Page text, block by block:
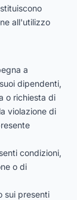
all'utilizzo
a
dipendenti,
o richiesta di
violazione di
condizioni,
o di
sui presenti